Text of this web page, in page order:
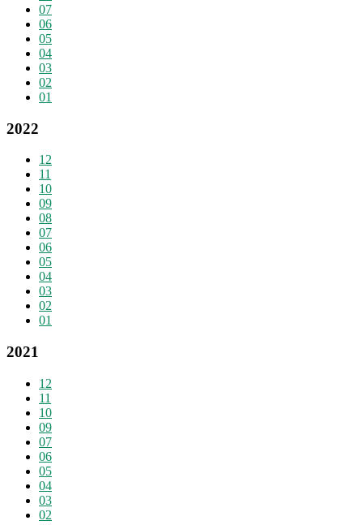
07
06
05
04
03
02
01
2022
12
11
10
09
08
07
06
05
04
03
02
01
2021
12
11
10
09
07
06
05
04
03
02